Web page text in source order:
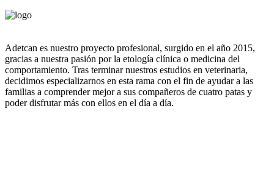
Adetcan es nuestro proyecto profesional, surgido en el año 2015,
gracias a nuestra pasión por la etología clínica o medicina del
comportamiento. Tras terminar nuestros estudios en veterinaria,
decidimos especializarnos en esta rama con el fin de ayudar a las
familias a comprender mejor a sus compañeros de cuatro patas y
poder disfrutar más con ellos en el día a día.